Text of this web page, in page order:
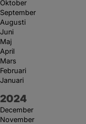
Oktober
September
Augusti
Juni
Maj
April
Mars
Februari
Januari
År:
2024
December
November